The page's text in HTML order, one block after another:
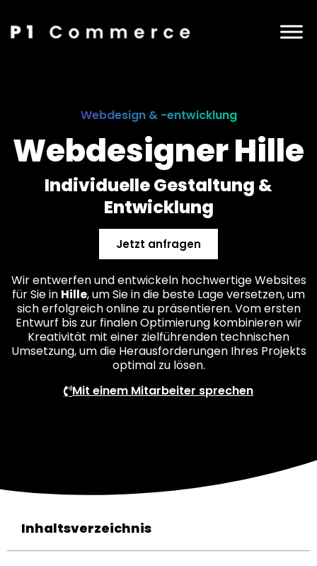
Webdesign & -entwicklung
Webdesigner Hille
Individuelle Gestaltung &
Entwicklung
Jetzt anfragen
Wir entwerfen und entwickeln hochwertige Websites
für Sie in Hille, um Sie in die beste Lage versetzen, um
sich erfolgreich online zu präsentieren. Vom ersten
Entwurf bis zur finalen Optimierung kombinieren wir
Kreativität mit einer zielführenden technischen
Umsetzung, um die Herausforderungen Ihres Projekts
optimal zu lösen.
Mit einem Mitarbeiter sprechen
Inhaltsverzeichnis